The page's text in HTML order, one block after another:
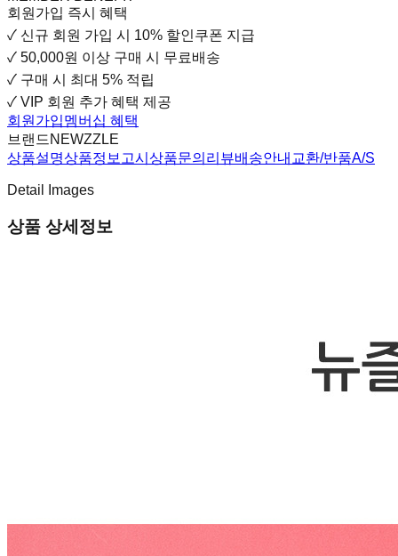
회원가입 즉시 혜택
✓ 신규 회원 가입 시 10% 할인쿠폰 지급
✓ 50,000원 이상 구매 시 무료배송
✓ 구매 시 최대 5% 적립
✓ VIP 회원 추가 혜택 제공
회원가입멤버십 혜택
브랜드 NEWZZLE
상품설명상품정보고시 상품문의 리뷰배송안내 교환/반품A/S
Detail Images
상품 상세정보